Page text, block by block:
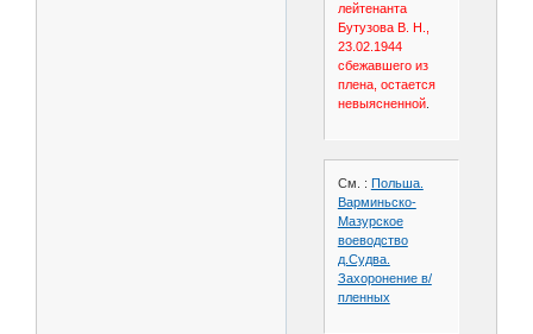
лейтенанта
Бутузова В. Н.,
23.02.1944
сбежавшего из
плена, остается
невыясненной.
См. : Польша.
Варминьско-
Мазурское
воеводство
д.Судва.
Захоронение в/
пленных